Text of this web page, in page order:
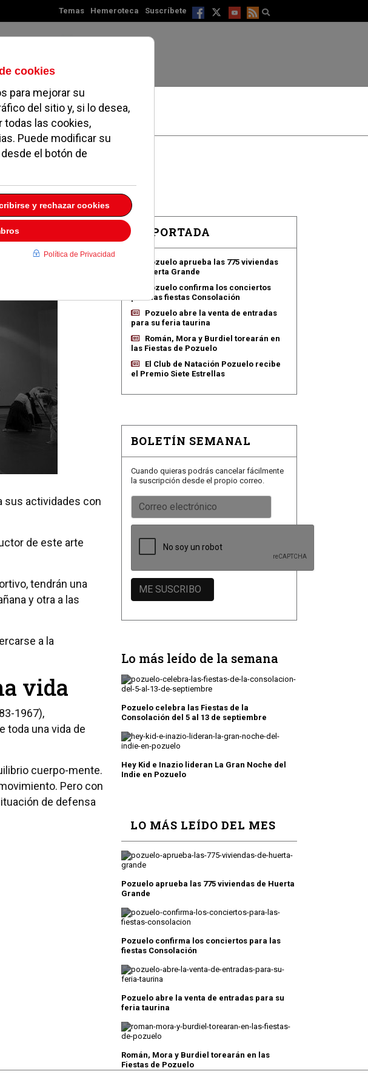
Temas Hemeroteca Suscríbete
SERVICIOS
de
sus actividades con
de este arte
tendrán una
y otra a las
a la
vida
1967),
toda una vida de
cuerpo-mente.
Pero con
de defensa
EN PORTADA
Pozuelo aprueba las 775 viviendas
de Huerta Grande
Pozuelo confirma los conciertos
para las fiestas Consolación
Pozuelo abre la venta de entradas
para su feria taurina
Román, Mora y Burdiel torearán en
las Fiestas de Pozuelo
El Club de Natación Pozuelo recibe
el Premio Siete Estrellas
BOLETÍN SEMANAL
Cuando quieras podrás cancelar fácilmente
la suscripción desde el propio correo.
Lo más leído de la semana
Pozuelo celebra las Fiestas de la
Consolación del 5 al 13 de septiembre
Hey Kid e Inazio lideran La Gran Noche del
Indie en Pozuelo
LO MÁS LEÍDO DEL MES
Pozuelo aprueba las 775 viviendas de Huerta
Grande
Pozuelo confirma los conciertos para las
fiestas Consolación
Pozuelo abre la venta de entradas para su
feria taurina
Román, Mora y Burdiel torearán en las
Fiestas de Pozuelo